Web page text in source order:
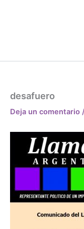
desafuero
Deja un comentario